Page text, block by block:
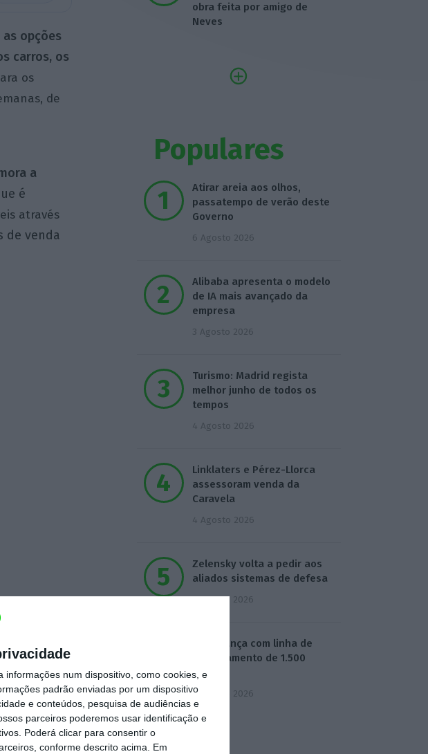
informações num dispositivo, como cookies, e
padrão enviadas por um dispositivo
e conteúdos, pesquisa de audiências e
parceiros poderemos usar identificação e
Poderá clicar para consentir o
conforme descrito acima. Em
opções
carros, os
os
de
a
é
através
de venda
obra feita por amigo de
Neves
Populares
Atirar areia aos olhos,
passatempo de verão deste
Governo
6 Agosto 2026
Alibaba apresenta o modelo
de IA mais avançado da
empresa
3 Agosto 2026
Turismo: Madrid regista
melhor junho de todos os
tempos
4 Agosto 2026
Linklaters e Pérez-Llorca
assessoram venda da
Caravela
4 Agosto 2026
Zelensky volta a pedir aos
aliados sistemas de defesa
5 Agosto 2026
BPF avança com linha de
financiamento de 1.500
milhões
5 Agosto 2026